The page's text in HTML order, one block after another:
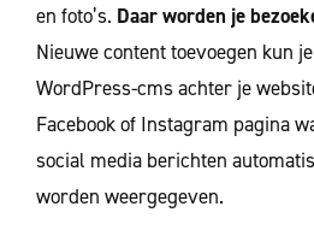
en foto’s. Daar worden je
Nieuwe content toevoegen kun
WordPress-cms achter je
Facebook of Instagram pagina
social media berichten
worden weergegeven.